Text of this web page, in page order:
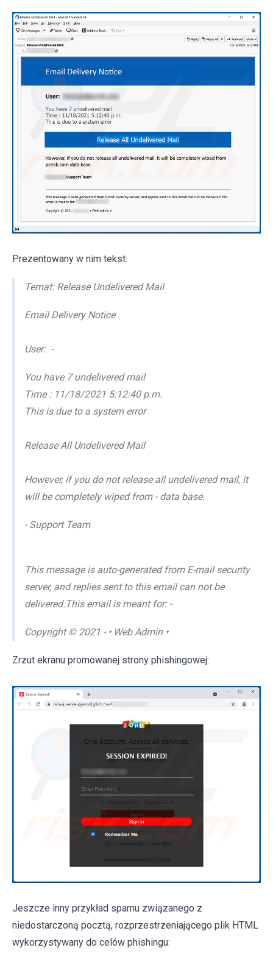
Prezentowany w nim tekst:
Temat: Release Undelivered Mail
Email Delivery Notice
User: -
You have 7 undelivered mail
Time : 11/18/2021 5:12:40 p.m.
This is due to a system error
Release All Undelivered Mail
However, if you do not release all undelivered mail, it
will be completely wiped from - data base.
- Support Team
This message is auto-generated from E-mail security
server, and replies sent to this email can not be
delivered.This email is meant for: -
Copyright © 2021 - • Web Admin •
Zrzut ekranu promowanej strony phishingowej:
Jeszcze inny przykład spamu związanego z
niedostarczoną pocztą, rozprzestrzeniającego plik HTML
wykorzystywany do celów phishingu: